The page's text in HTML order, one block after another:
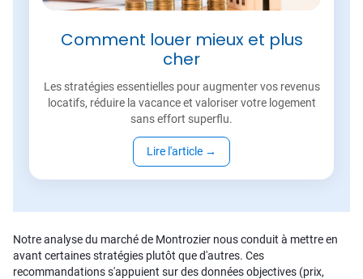
Comment louer mieux et plus
cher
Les stratégies essentielles pour augmenter vos revenus
locatifs, réduire la vacance et valoriser votre logement
sans effort superflu.
Lire l'article →
Notre analyse du marché de Montrozier nous conduit à mettre en
avant certaines stratégies plutôt que d'autres. Ces
recommandations s'appuient sur des données objectives (prix,